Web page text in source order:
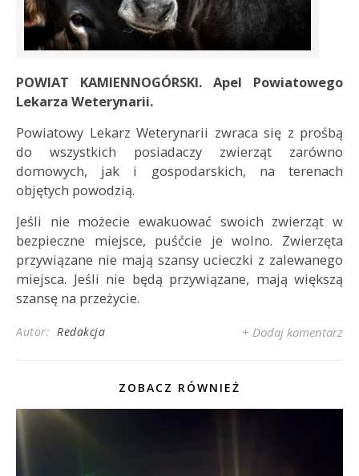
POWIAT KAMIENNOGÓRSKI. Apel Powiatowego
Lekarza Weterynarii.
Powiatowy Lekarz Weterynarii zwraca się z prośbą
do wszystkich posiadaczy zwierząt zarówno
domowych, jak i gospodarskich, na terenach
objętych powodzią.
Jeśli nie możecie ewakuować swoich zwierząt w
bezpieczne miejsce, puśćcie je wolno. Zwierzęta
przywiązane nie mają szansy ucieczki z zalewanego
miejsca. Jeśli nie będą przywiązane, mają większą
szansę na przeżycie.
Autor: Redakcja + Dodaj komentarz
ZOBACZ RÓWNIEŻ